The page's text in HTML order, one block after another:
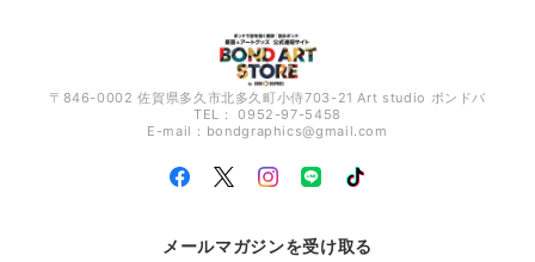
〒846-0002 佐賀県多久市北多久町小侍703-21 Art studio ボンドバ
TEL： 0952-97-5458
E-mail： bondgraphics@gmail.com
メールマガジンを受け取る